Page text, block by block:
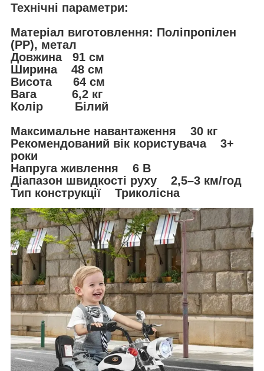
Технічні параметри:
Матеріал виготовлення: Поліпропілен
(PP), метал
Довжина 91 см
Ширина 48 см
Висота 64 см
Вага 6,2 кг
Колір Білий
Максимальне навантаження 30 кг
Рекомендований вік користувача 3+
роки
Напруга живлення 6 В
Діапазон швидкості руху 2,5–3 км/год
Тип конструкції Триколісна